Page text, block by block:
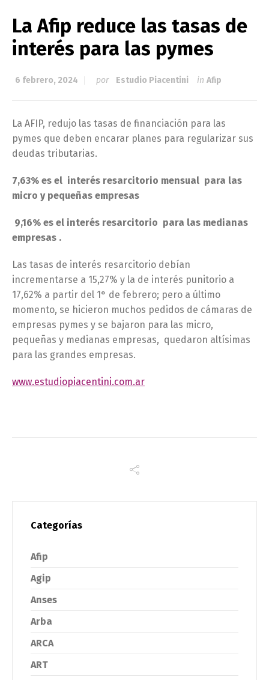
La Afip reduce las tasas de
interés para las pymes
6 febrero, 2024 por Estudio Piacentini in Afip
La AFIP, redujo las tasas de financiación para las
pymes que deben encarar planes para regularizar sus
deudas tributarias.
7,63% es el interés resarcitorio mensual para las
micro y pequeñas empresas
9,16% es el interés resarcitorio para las medianas
empresas .
Las tasas de interés resarcitorio debían
incrementarse a 15,27% y la de interés punitorio a
17,62% a partir del 1° de febrero; pero a último
momento, se hicieron muchos pedidos de cámaras de
empresas pymes y se bajaron para las micro,
pequeñas y medianas empresas, quedaron altísimas
para las grandes empresas.
www.estudiopiacentini.com.ar
Categorías
Afip
Agip
Anses
Arba
ARCA
ART